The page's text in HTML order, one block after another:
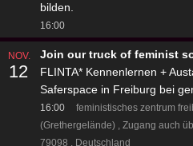
bilden.
16:00
NOV.
12
Join our truck of feminist
FLINTA* Kennenlernen +
Saferspace in Freiburg bei
16:00 feministisches zentrum
(Grethergelände)
Zugang auch
79098
Deutschland